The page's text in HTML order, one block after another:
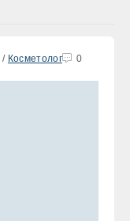
/ Косметолог 0